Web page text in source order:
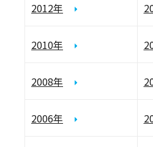
2012年
2010年
2008年
2006年